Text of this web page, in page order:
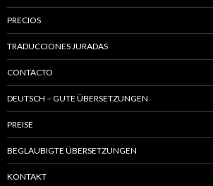
PRECIOS
TRADUCCIONES JURADAS
CONTACTO
DEUTSCH – GUTE ÜBERSETZUNGEN
PREISE
BEGLAUBIGTE ÜBERSETZUNGEN
KONTAKT